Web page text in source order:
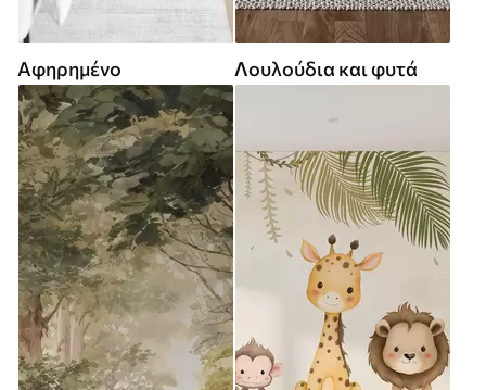
Αφηρημένο Λουλούδια και φυτά